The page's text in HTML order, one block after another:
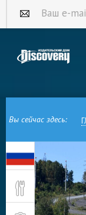
Ваш e-mail
Вы сейчас здесь:
этом